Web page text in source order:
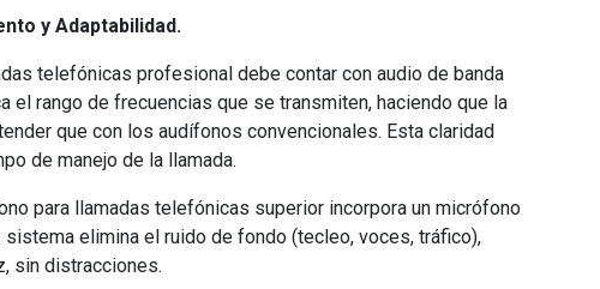
y Adaptabilidad.
telefónicas profesional debe contar con audio de banda
el rango de frecuencias que se transmiten, haciendo que la
que con los audífonos convencionales. Esta claridad
de manejo de la llamada.
para llamadas telefónicas superior incorpora un micrófono
sistema elimina el ruido de fondo (tecleo, voces, tráfico),
sin distracciones.